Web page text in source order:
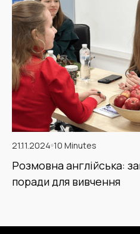
21.11.2024 10 Minutes
Розмовна англійська:
поради для вивчення